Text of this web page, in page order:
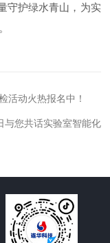
守护绿水青山，为实
活动火热报名中！
与您共话实验室智能化